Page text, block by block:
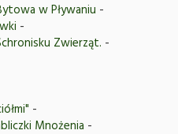
w Pływaniu -
-
Zwierząt. -
-
Mnożenia -